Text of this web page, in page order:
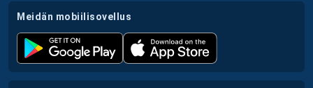
meidän mobiilisovellus